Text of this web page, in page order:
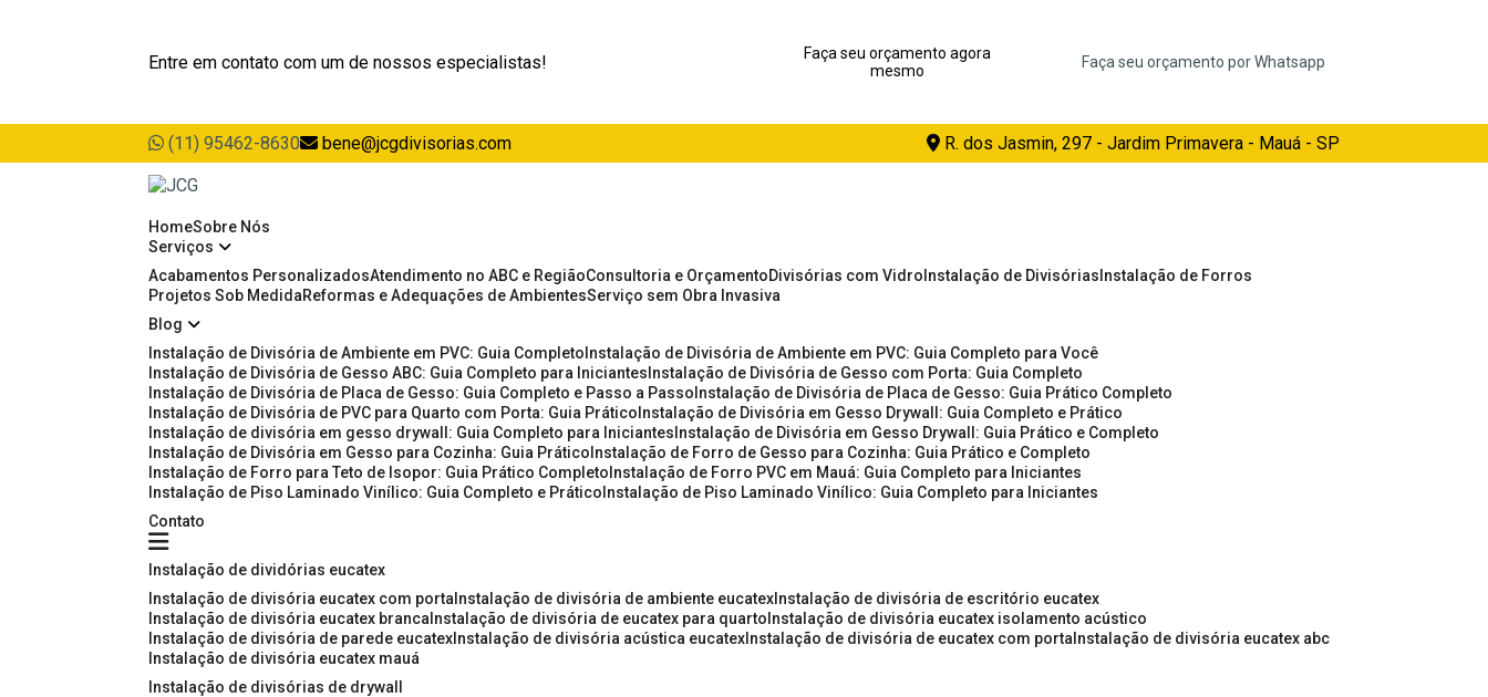
Entre em contato com um de nossos especialistas!
Faça seu orçamento agora
mesmo
Faça seu orçamento por Whatsapp
(11) 95462-8630 bene@jcgdivisorias.com R. dos Jasmin, 297 - Jardim Primavera - Mauá - SP
Home Sobre Nós
Serviços
Acabamentos Personalizados Atendimento no ABC e Região Consultoria e Orçamento Divisórias com Vidro Instalação de Divisórias Instalação de Forros
Projetos Sob Medida
Reformas e Adequações de Ambientes Serviço sem Obra Invasiva
Blog
Instalação de Divisória de Ambiente em PVC: Guia Completo Instalação de Divisória de Ambiente em PVC: Guia Completo para Você
Instalação de Divisória de Gesso ABC: Guia Completo para Iniciantes Instalação de Divisória de Gesso com Porta: Guia Completo
Instalação de Divisória de Placa de Gesso: Guia Completo e Passo a Passo Instalação de Divisória de Placa de Gesso: Guia Prático Completo
Instalação de Divisória de PVC para Quarto com Porta: Guia Prático Instalação de Divisória em Gesso Drywall: Guia Completo e Prático
Instalação de divisória em gesso drywall: Guia Completo para Iniciantes Instalação de Divisória em Gesso Drywall: Guia Prático e Completo
Instalação de Divisória em Gesso para Cozinha: Guia Prático Instalação de Forro de Gesso para Cozinha: Guia Prático e Completo
Instalação de Forro para Teto de Isopor: Guia Prático Completo Instalação de Forro PVC em Mauá: Guia Completo para Iniciantes
Instalação de Piso Laminado Vinílico: Guia Completo e Prático Instalação de Piso Laminado Vinílico: Guia Completo para Iniciantes
Contato
instalação de dividórias eucatex
instalação de divisória eucatex com porta instalação de divisória de ambiente eucatex instalação de divisória de escritório eucatex
instalação de divisória eucatex branca instalação de divisória de eucatex para quarto instalação de divisória eucatex isolamento acústico
instalação de divisória de parede eucatex instalação de divisória acústica eucatex instalação de divisória de eucatex com porta instalação de divisória eucatex abc
instalação de divisória eucatex mauá
instalação de divisórias de drywall